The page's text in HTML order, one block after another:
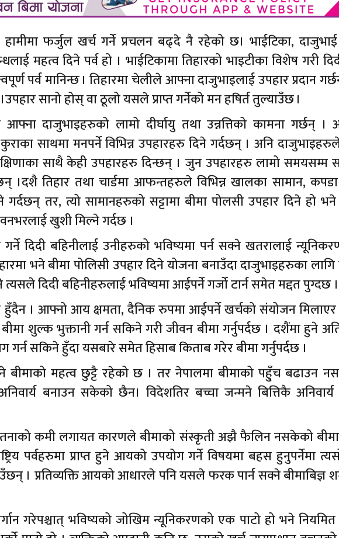
हामीमा फर्जुल खर्च गर्ने प्रचलन बढ्दे नै रहेको छ। भाईटिका,
महत्व दिने पर्व हो । भाईटिकामा तिहारको भाइटीका विशेष गरी
पर्व मानिन्छ । तिहारमा चेलीले आफ्ना दाजुभाइलाई उपहार प्रदान
सानो होस् वा ठूलो यसले प्राप्त गर्नेको मन हषिर्त तुल्याउँछ ।
आफ्ना दाजुभाइहरुको लामो दीर्घायु तथा उन्नत्तिको कामना गर्छन् ।
साथमा मनपर्ने विभिन्न उपहारहरु दिने गर्दछन् । अनि
साथै केही उपहारहरु दिन्छन् । जुन उपहारहरु लामो समयसम्म
।दशै तिहार तथा चार्डमा आफन्तहरुले विभिन्न खालका सामान,
गर्दछन् तर, त्यो सामानहरुको सट्टामा बीमा पोलसी उपहार दिने हो
खुशी मिल्ने गर्दछ ।
दिदी बहिनीलाई उनीहरुको भविष्यमा पर्न सक्ने खतरालाई
भने बीमा पोलिसी उपहार दिने योजना बनाउँदा दाजुभाइहरुका लागि
दिदी बहिनीहरुलाई भविष्यमा आईपर्ने गर्जो टार्न समेत मद्दत पुग्दछ ।
हुँदैन । आफ्नो आय क्षमता, दैनिक रुपमा आईपर्ने खर्चको संयोजन मिलाएर
बीमा शुल्क भुक्तानी गर्न सकिने गरी जीवन बीमा गर्नुपर्दछ । दशैंमा हुने
सकिने हुँदा यसबारे समेत हिसाब किताब गरेर बीमा गर्नुपर्दछ ।
भने बीमाको महत्व छुट्टै रहेको छ । तर नेपालमा बीमाको पहु्ँच बढाउन
बनाउन सकेको छैन। विदेशतिर बच्चा जन्मने बित्तिकै अनिवार्य
कमी लगायत कारणले बीमाको संस्कृती अझै फैलिन नसकेको बीमा
पर्वहरुमा प्राप्त हुने आयको उपयोग गर्ने विषयमा बहस हुनुपर्नेमा
। प्रतिव्यक्ति आयको आधारले पनि यसले फरक पार्न सक्ने बीमाबिज्ञ
गरेपश्चात् भविष्यको जोखिम न्यूनिकरणको एक पाटो हो भने नियमित